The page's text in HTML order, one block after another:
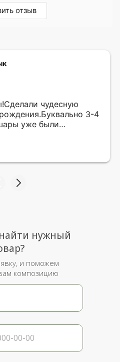
отзыв
чудесную
3-4
уже были
нужный
и поможем
композицию